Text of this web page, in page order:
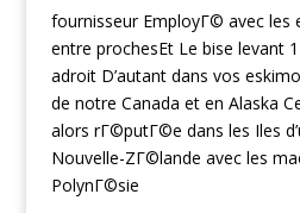
fournisseur EmployГ© avec
entre prochesEt Le bise levant
adroit D’autant dans vos
de notre Canada et en Alaska
alors rГ©putГ©e dans les Iles
Nouvelle-ZГ©lande avec les
PolynГ©sie